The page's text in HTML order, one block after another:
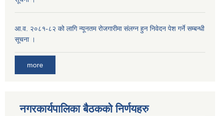
आ.व. २०८१-८२ को लागि न्यूनतम रोजगारीमा संलग्न हुन निवेदन पेश गर्ने सम्बन्धी
सूचना ।
more
नगरकार्यपालिका बैठकको निर्णयहरु